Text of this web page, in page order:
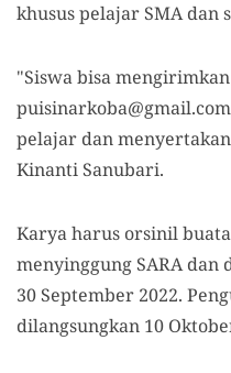
khusus pelajar SMA dan
"Siswa bisa
puisinarkoba@gmail.com
pelajar dan
Kinanti Sanubari.
Karya harus orsinil
menyinggung SARA
30 September 2022.
dilangsungkan 10